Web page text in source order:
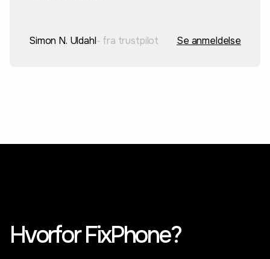
Simon N. Uldahl- fra trustpilot Se anmeldelse
Hvorfor FixPhone?